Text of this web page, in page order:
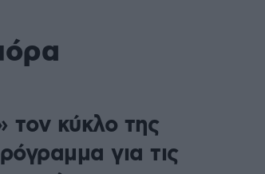
τον κύκλο της
για τις